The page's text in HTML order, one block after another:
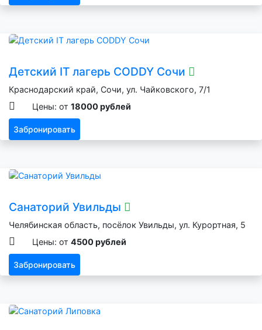
Детский IT лагерь CODDY Сочи
Краснодарский край, Сочи, ул. Чайковского, 7/1
Цены: от 18000 рублей
Забронировать
Санаторий Увильды
Челябинская область, посёлок Увильды, ул. Курортная, 5
Цены: от 4500 рублей
Забронировать